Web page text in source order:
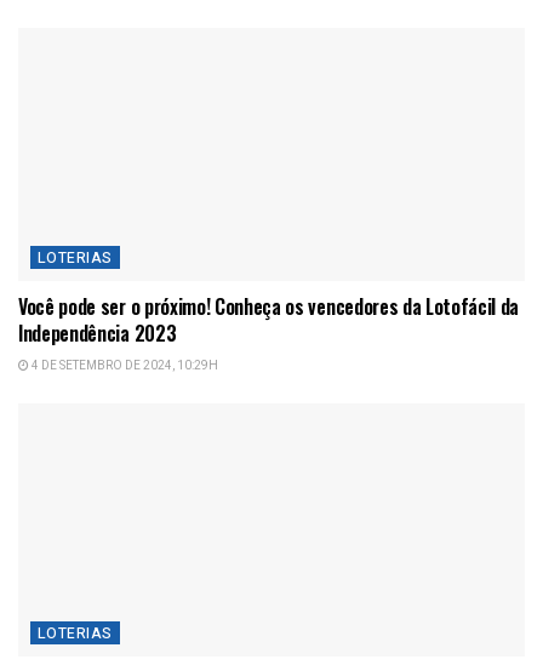
LOTERIAS
Você pode ser o próximo! Conheça os vencedores da Lotofácil da
Independência 2023
4 DE SETEMBRO DE 2024, 10:29H
LOTERIAS